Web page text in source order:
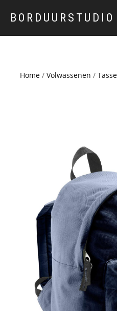
Home/ Volwassenen /